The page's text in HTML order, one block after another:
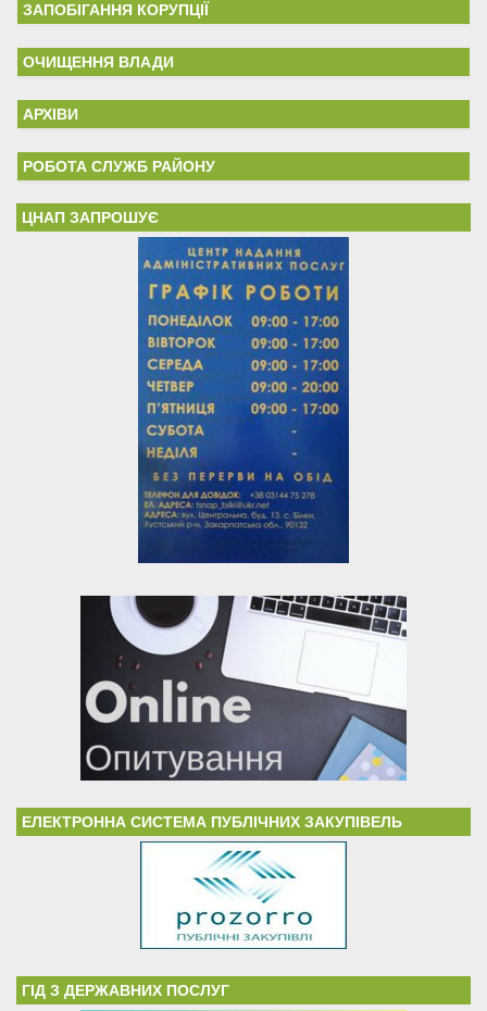
ЗАПОБІГАННЯ КОРУПЦІЇ
ОЧИЩЕННЯ ВЛАДИ
АРХІВИ
РОБОТА СЛУЖБ РАЙОНУ
ЦНАП ЗАПРОШУЄ
ЕЛЕКТРОННА СИСТЕМА ПУБЛІЧНИХ ЗАКУПІВЕЛЬ
ГІД З ДЕРЖАВНИХ ПОСЛУГ